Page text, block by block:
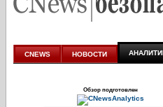
аналитике
CNEWS НОВОСТИ
Обзор подготовлен